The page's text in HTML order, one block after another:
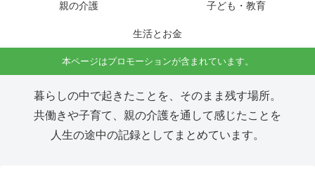
親の介護 子ども・教育
生活とお金
本ページはプロモーションが含まれています。
暮らしの中で起きたことを、そのまま残す場所。
共働きや子育て、親の介護を通して感じたことを
人生の途中の記録としてまとめています。